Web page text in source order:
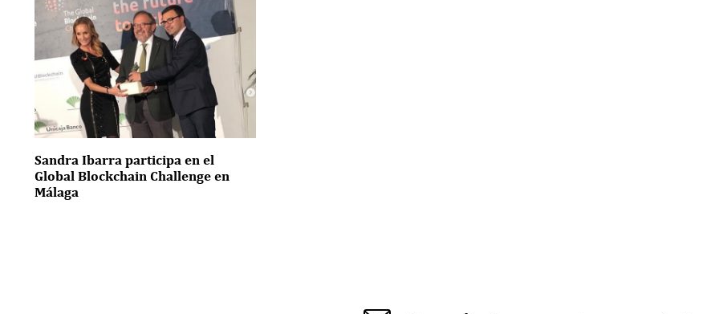
Sandra Ibarra participa en el
Global Blockchain Challenge en
Málaga